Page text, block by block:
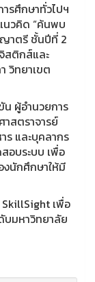
รศึกษาทั่วไปฯ
นวคิด “ค้นพบ
าตรี ชั้นปีที่ 2
สติกส์และ
วิทยาเขต
น ผู้อำนวยการ
สตราจารย์
ร และบุคลากร
อบระบบ เพื่อ
งนักศึกษาให้มี
เพื่อ
บมหาวิทยาลัย